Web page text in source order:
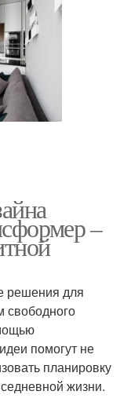
–
решения для
свободного
помогут не
планировку
жизни.